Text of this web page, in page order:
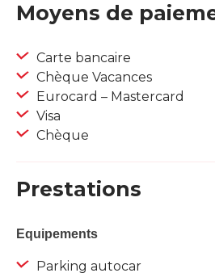
Moyens de
Carte bancaire
Chèque Vacances
Eurocard – Mastercard
Visa
Chèque
Prestations
Equipements
Parking autocar